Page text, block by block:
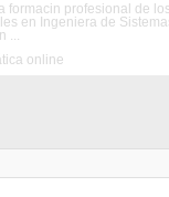
formacin profesional de
en Ingeniera de
...
online